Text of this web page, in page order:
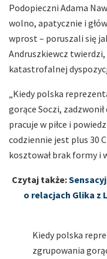
Podopieczni Adama
wolno, apatycznie i
wprost – poruszali się
Andruszkiewcz twierdzi,
katastrofalnej
„Kiedy polska
gorące Soczi,
pracuje w piłce i
codziennie jest plus 30
kosztował brak formy i
Czytaj także:
o relacjach Glika z
Kiedy polska
zgrupowania